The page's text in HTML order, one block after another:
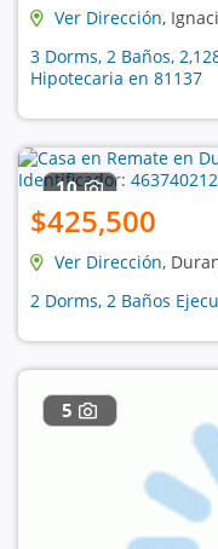
Ver Dirección,
3 Dorms, 2 Baños,
Hipotecaria en 81137
10
$425,500
Ver Dirección,
2 Dorms, 2 Baños
5